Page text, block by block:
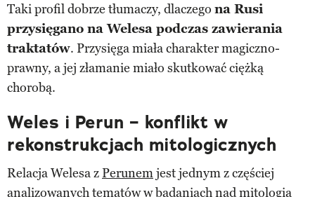
Taki profil dobrze tłumaczy, dlaczego na Rusi
przysięgano na Welesa podczas zawierania
traktatów. Przysięga miała charakter magiczno-
prawny, a jej złamanie miało skutkować ciężką
chorobą.
Weles i Perun – konflikt w
rekonstrukcjach mitologicznych
Relacja Welesa zPerunemjest jednym z częściej
analizowanych tematów w badaniach nad mitologią